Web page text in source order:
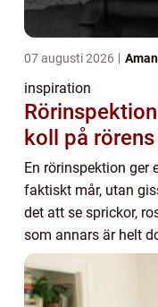
07 augusti 2026
inspiration
Rörinspektion
koll på
En rörinspektion ger
faktiskt mår, utan
det att se sprickor,
som annars är helt
fastighetsägare i